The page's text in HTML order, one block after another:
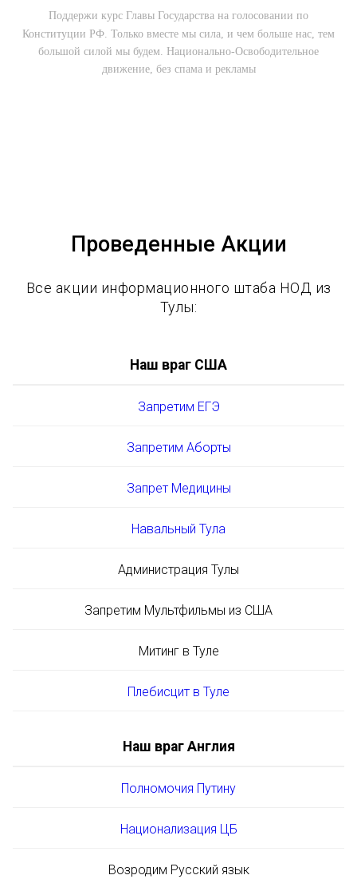
Поддержи курс Главы Государства на голосовании по
Конституции РФ. Только вместе мы сила, и чем больше нас, тем
большой силой мы будем. Национально-Освободительное
движение, без спама и рекламы
Проведенные Акции
Все акции информационного штаба НОД из
Тулы:
Наш враг США
Запретим ЕГЭ
Запретим Аборты
Запрет Медицины
Навальный Тула
Администрация Тулы
Запретим Мультфильмы из США
Митинг в Туле
Плебисцит в Туле
Наш враг Англия
Полномочия Путину
Национализация ЦБ
Возродим Русский язык